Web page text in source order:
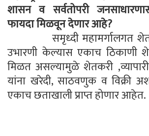
शासन व सर्वतोपरी
फायदा मिळवून देणार आहे?
समृध्दी महामर्गालगत
उभारणी केल्यास एकाच ठिकाणी
मिळत असल्यामुळे शेतकरी
यांना खरेदी, साठवणुक व विक्री
एकाच छताखाली प्राप्त होणार आहेत.